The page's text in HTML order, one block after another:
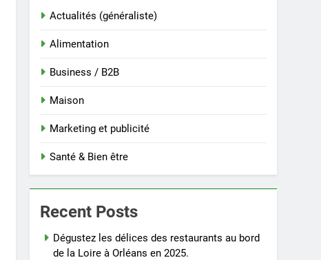
Actualités (généraliste)
Alimentation
Business / B2B
Maison
Marketing et publicité
Santé & Bien être
Recent Posts
Dégustez les délices des restaurants au bord
de la Loire à Orléans en 2025.